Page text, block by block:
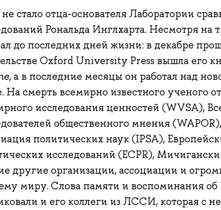
стало отца-основателя Лаборатории
Рональда Инглхарта. Несмотря на
до последних дней жизни: в декабре
Oxford University Press вышла его
, а в последние месяцы он работал над
На смерть всемирно известного ученого
исследования ценностей (WVSA),
общественного мнения
политических наук (IPSA),
исследований (ECPR),
другие организации, ассоциации и
миру. Слова памяти и воспоминания об
и его коллеги из ЛССИ, которая с